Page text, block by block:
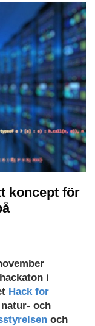
koncept för
i
Hack for
och
och